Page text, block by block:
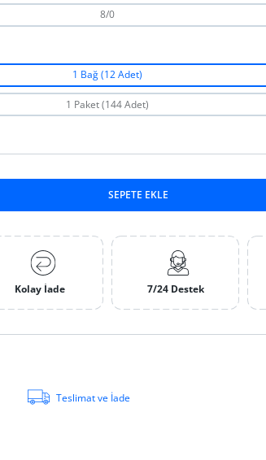
8/0
1 Bağ (12 Adet)
1 Paket (144 Adet)
Bağ (12 Adet) için adedi artırın
için adedi artırın
SEPETE EKLE
Kolay İade 7/24 Destek
Teslimat ve İade